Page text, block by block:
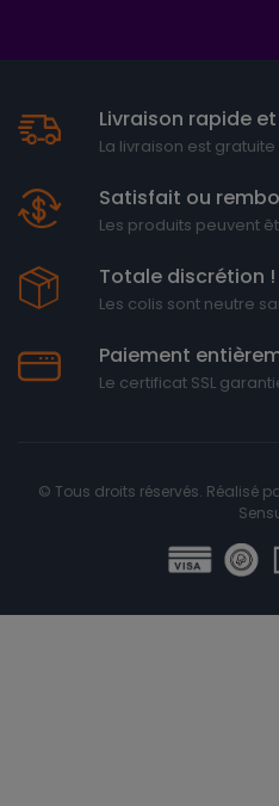
Livraison rapide
La livraison est
Satisfait ou
Les produits peuvent
Totale discrétion !
Les colis sont neutre
Paiement
Le certificat SSL
© Tous droits réservés. Réalisé